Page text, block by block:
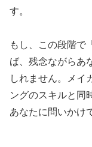
す。
もし、この段階で
ば、残念ながらあ
しれません。メイ
ングのスキルと同
あなたに問いかけ